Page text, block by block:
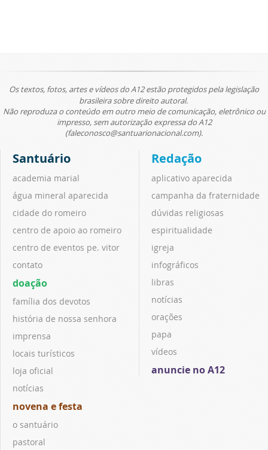
Os textos, fotos, artes e vídeos do A12 estão protegidos pela legislação
brasileira sobre direito autoral.
Não reproduza o conteúdo em outro meio de comunicação, eletrônico ou
impresso, sem autorização expressa do A12
(faleconosco@santuarionacional.com).
Santuário
academia marial
água mineral aparecida
cidade do romeiro
centro de apoio ao romeiro
centro de eventos pe. vitor
contato
doação
família dos devotos
história de nossa senhora
imprensa
locais turísticos
loja oficial
notícias
novena e festa
o santuário
pastoral
Redação
aplicativo aparecida
campanha da fraternidade
dúvidas religiosas
espiritualidade
igreja
infográficos
libras
notícias
orações
papa
vídeos
anuncie no A12